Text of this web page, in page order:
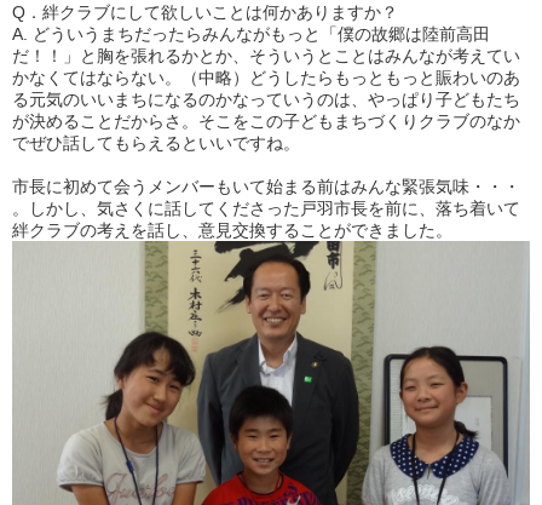
Q．絆クラブにして欲しいことは何かありますか？
A. どういうまちだったらみんながもっと「僕の故郷は陸前高田
だ！！」と胸を張れるかとか、そういうとことはみんなが考えてい
かなくてはならない。（中略）どうしたらもっともっと賑わいのあ
る元気のいいまちになるのかなっていうのは、やっぱり子どもたち
が決めることだからさ。そこをこの子どもまちづくりクラブのなか
でぜひ話してもらえるといいですね。
市長に初めて会うメンバーもいて始まる前はみんな緊張気味・・・
。しかし、気さくに話してくださった戸羽市長を前に、落ち着いて
絆クラブの考えを話し、意見交換することができました。